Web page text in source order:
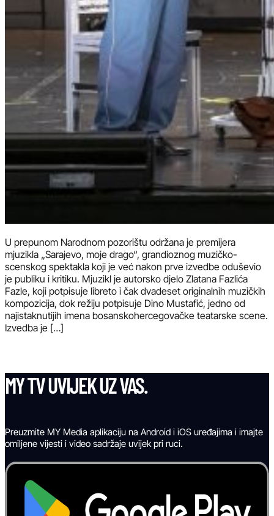
U prepunom Narodnom pozorištu održana je premijera
mjuzikla „Sarajevo, moje drago“, grandioznog muzičko-
scenskog spektakla koji je već nakon prve izvedbe oduševio
je publiku i kritiku. Mjuzikl je autorsko djelo Zlatana Fazlića
Fazle, koji potpisuje libreto i čak dvadeset originalnih muzičkih
kompozicija, dok režiju potpisuje Dino Mustafić, jedno od
najistaknutijih imena bosanskohercegovačke teatarske scene.
Izvedba je […]
MY TV UVIJEK UZ VAS.
Preuzmite MY Media aplikaciju na Android i iOS uređajima i imajte
omiljene vijesti i video sadržaje uvijek pri ruci.